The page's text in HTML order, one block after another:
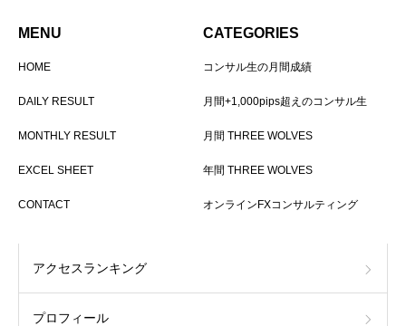
MENU
HOME
DAILY RESULT
MONTHLY RESULT
EXCEL SHEET
CONTACT
CATEGORIES
コンサル生の月間成績
月間+1,000pips超えのコンサル生
月間 THREE WOLVES
年間 THREE WOLVES
オンラインFXコンサルティング
アクセスランキング
プロフィール